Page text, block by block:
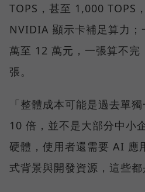
TOPS，甚至 1,000 TOPS
NVIDIA 顯示卡補足算力
萬至 12 萬元，一張算不
張。
「整體成本可能是過去單
10 倍，並不是大部分中小
硬體，使用者還需要 AI
式背景與開發資源，這些都